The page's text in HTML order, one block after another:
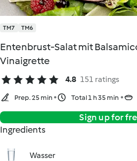
TM7 TM6
Entenbrust-Salat mit
Vinaigrette
4.8 151 ratings
Prep. 25 min Total 1 h 35 min
Sign up for
Ingredients
Wasser